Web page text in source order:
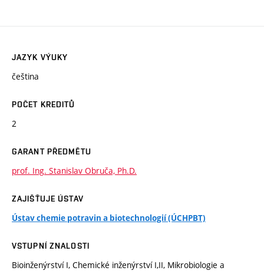
JAZYK VÝUKY
čeština
POČET KREDITŮ
2
GARANT PŘEDMĚTU
prof. Ing. Stanislav Obruča, Ph.D.
ZAJIŠŤUJE ÚSTAV
Ústav chemie potravin a biotechnologií (ÚCHPBT)
VSTUPNÍ ZNALOSTI
Bioinženýrství I, Chemické inženýrství I,II, Mikrobiologie a